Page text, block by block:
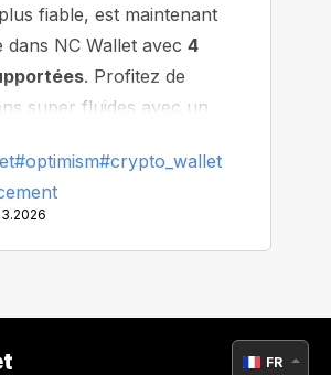
fiable, est maintenant
dans NC Wallet avec 4
. Profitez de
super fluides avec un
#optimism#crypto_wallet
FR